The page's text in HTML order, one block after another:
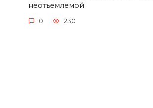
неотъемлемой
0 230